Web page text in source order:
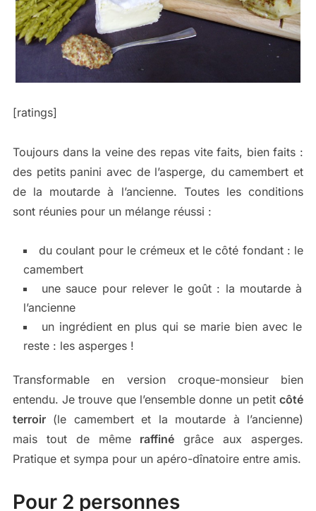
[ratings]
Toujours dans la veine des repas vite faits, bien faits :
des petits panini avec de l’asperge, du camembert et
de la moutarde à l’ancienne. Toutes les conditions
sont réunies pour un mélange réussi :
du coulant pour le crémeux et le côté fondant : le
camembert
une sauce pour relever le goût : la moutarde à
l’ancienne
un ingrédient en plus qui se marie bien avec le
reste : les asperges !
Transformable en version croque-monsieur bien
entendu. Je trouve que l’ensemble donne un petitcôté
terroir(le camembert et la moutarde à l’ancienne)
mais tout de même raffiné grâce aux asperges.
Pratique et sympa pour un apéro-dînatoire entre amis.
Pour 2 personnes